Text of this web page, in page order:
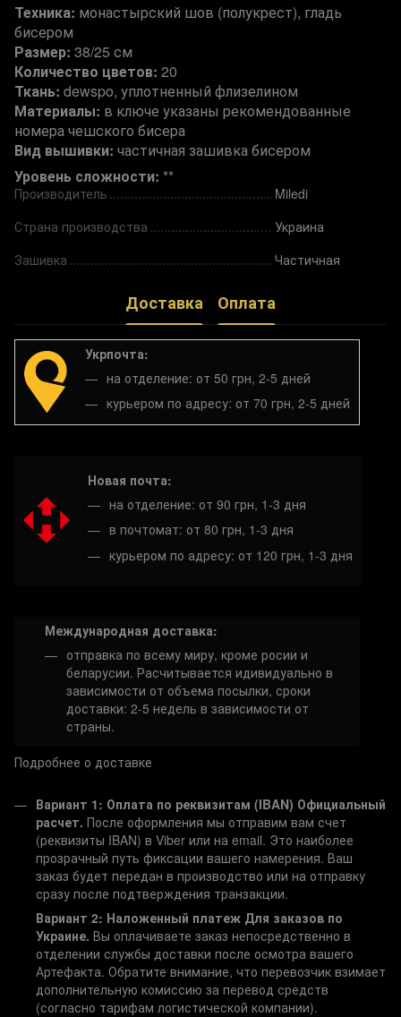
Техника: монастырский шов (полукрест), гладь
бисером
Размер: 38/25 см
Количество цветов: 20
Ткань: dewspo, уплотненный флизелином
Материалы: в ключе указаны рекомендованные
номера чешского бисера
Вид вышивки: частичная зашивка бисером
Уровень сложности: **
Производитель
Miledi
Страна производства
Украина
Зашивка
Частичная
Доставка Оплата
Укрпочта:
на отделение: от 50 грн, 2-5 дней
курьером по адресу: от 70 грн, 2-5 дней
Новая почта:
на отделение: от 90 грн, 1-3 дня
в почтомат: от 80 грн, 1-3 дня
курьером по адресу: от 120 грн, 1-3 дня
Международная доставка:
отправка по всему миру, кроме росии и
беларусии. Расчитывается идивидуально в
зависимости от объема посылки, сроки
доставки: 2-5 недель в зависимости от
страны.
Подробнее о доставке
Вариант 1: Оплата по реквизитам (IBAN) Официальный
расчет. После оформления мы отправим вам счет
(реквизиты IBAN) в Viber или на email. Это наиболее
прозрачный путь фиксации вашего намерения. Ваш
заказ будет передан в производство или на отправку
сразу после подтверждения транзакции.
Вариант 2: Наложенный платеж Для заказов по
Украине. Вы оплачиваете заказ непосредственно в
отделении службы доставки после осмотра вашего
Артефакта. Обратите внимание, что перевозчик взимает
дополнительную комиссию за перевод средств
(согласно тарифам логистической компании).